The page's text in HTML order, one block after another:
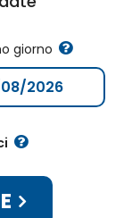
giorno